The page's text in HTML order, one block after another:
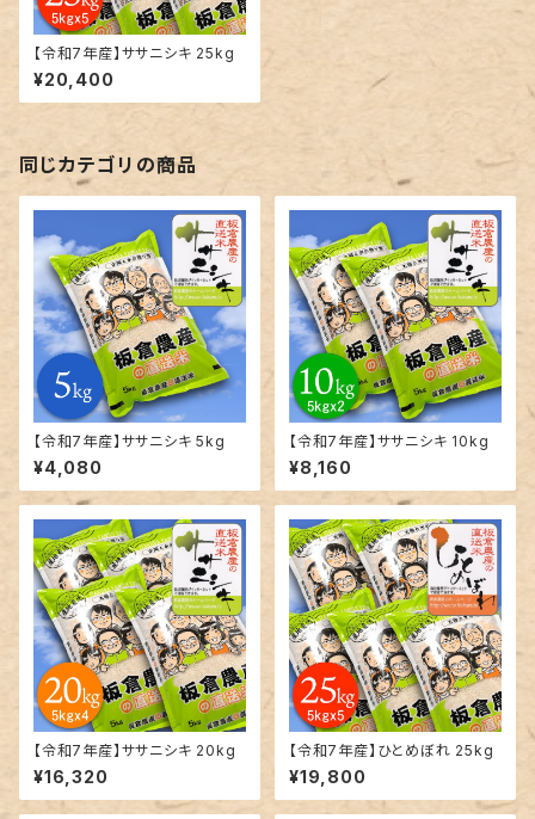
【令和7年産】ササニシキ 25kg
¥20,400
同じカテゴリの商品
【令和7年産】ササニシキ 5kg
¥4,080
【令和7年産】ササニシキ 10kg
¥8,160
【令和7年産】ササニシキ 20kg
¥16,320
【令和7年産】ひとめぼれ 25kg
¥19,800